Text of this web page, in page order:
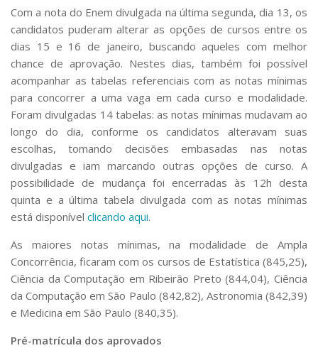
Com a nota do Enem divulgada na última segunda, dia 13, os
candidatos puderam alterar as opções de cursos entre os
dias 15 e 16 de janeiro, buscando aqueles com melhor
chance de aprovação. Nestes dias, também foi possível
acompanhar as tabelas referenciais com as notas mínimas
para concorrer a uma vaga em cada curso e modalidade.
Foram divulgadas 14 tabelas: as notas mínimas mudavam ao
longo do dia, conforme os candidatos alteravam suas
escolhas, tomando decisões embasadas nas notas
divulgadas e iam marcando outras opções de curso. A
possibilidade de mudança foi encerradas às 12h desta
quinta e a última tabela divulgada com as notas mínimas
está disponível clicando aqui.
As maiores notas mínimas, na modalidade de Ampla
Concorrência, ficaram com os cursos de Estatística (845,25),
Ciência da Computação em Ribeirão Preto (844,04), Ciência
da Computação em São Paulo (842,82), Astronomia (842,39)
e Medicina em São Paulo (840,35).
Pré-matrícula dos aprovados